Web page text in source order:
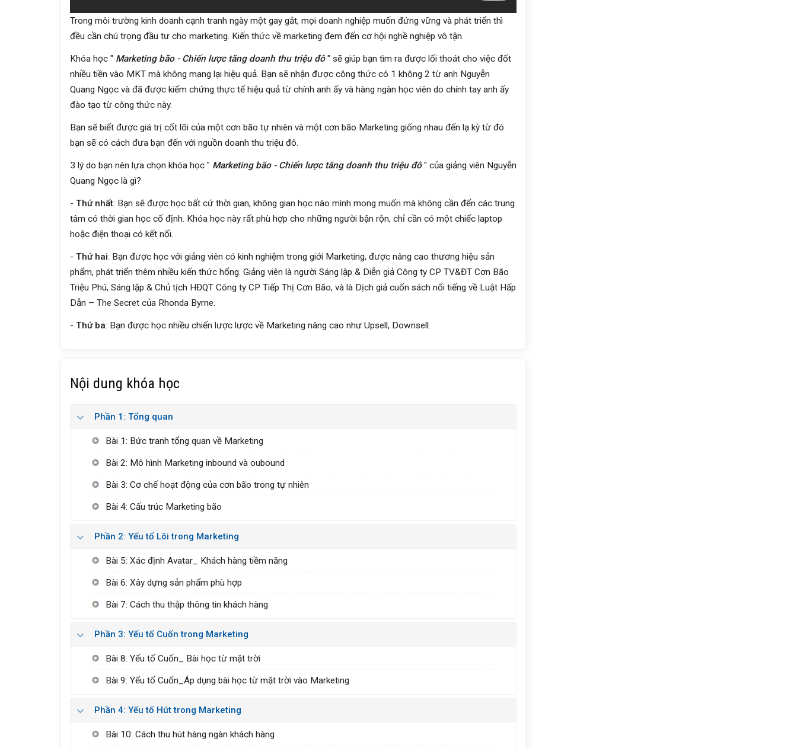
Trong môi trường kinh doanh cạnh tranh ngày một gay gắt, mọi doanh nghiệp muốn đứng vững và phát triển thì
đều cần chú trọng đầu tư cho marketing. Kiến thức về marketing đem đến cơ hội nghề nghiệp vô tận.
Khóa học " Marketing bão - Chiến lược tăng doanh thu triệu đô " sẽ giúp bạn tìm ra được lối thoát cho việc đốt
nhiều tiền vào MKT mà không mang lại hiệu quả. Bạn sẽ nhận được công thức có 1 không 2 từ anh Nguyễn
Quang Ngọc và đã được kiểm chứng thực tế hiệu quả từ chính anh ấy và hàng ngàn học viên do chính tay anh ấy
đào tạo từ công thức này.
Bạn sẽ biết được giá trị cốt lõi của một cơn bão tự nhiên và một cơn bão Marketing giống nhau đến lạ kỳ từ đó
bạn sẽ có cách đưa bạn đến với nguồn doanh thu triệu đô.
3 lý do bạn nên lựa chọn khóa học " Marketing bão - Chiến lược tăng doanh thu triệu đô" của giảng viên Nguyễn
Quang Ngọc là gì?
- Thứ nhất: Bạn sẽ được học bất cứ thời gian, không gian học nào mình mong muốn mà không cần đến các trung
tâm có thời gian học cố định. Khóa học này rất phù hợp cho những người bận rộn, chỉ cần có một chiếc laptop
hoặc điện thoại có kết nối.
- Thứ hai: Bạn được học với giảng viên có kinh nghiệm trong giới Marketing, được nâng cao thương hiệu sản
phẩm, phát triển thêm nhiều kiến thức hổng. Giảng viên là người Sáng lập & Diễn giả Công ty CP TV&ĐT Cơn Bão
Triệu Phú, Sáng lập & Chủ tịch HĐQT Công ty CP Tiếp Thị Cơn Bão, và là Dịch giả cuốn sách nổi tiếng về Luật Hấp
Dẫn – The Secret của Rhonda Byrne.
- Thứ ba: Bạn được học nhiều chiến lược lược về Marketing nâng cao như Upsell, Downsell.
Nội dung khóa học
Phần 1: Tổng quan
Bài 1: Bức tranh tổng quan về Marketing
Bài 2: Mô hình Marketing inbound và oubound
Bài 3: Cơ chế hoạt động của cơn bão trong tự nhiên
Bài 4: Cấu trúc Marketing bão
Phần 2: Yếu tố Lôi trong Marketing
Bài 5: Xác định Avatar_ Khách hàng tiềm năng
Bài 6: Xây dựng sản phẩm phù hợp
Bài 7: Cách thu thập thông tin khách hàng
Phần 3: Yếu tố Cuốn trong Marketing
Bài 8: Yếu tố Cuốn_ Bài học từ mặt trời
Bài 9: Yếu tố Cuốn_Áp dụng bài học từ mặt trời vào Marketing
Phần 4: Yếu tố Hút trong Marketing
Bài 10: Cách thu hút hàng ngàn khách hàng